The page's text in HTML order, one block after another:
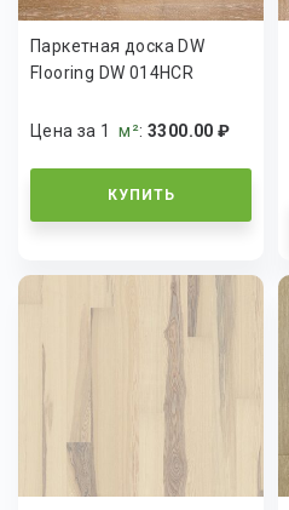
Паркетная доска DW
Flooring DW 014HCR
Цена за 1м²:3300.00 ₽
КУПИТЬ